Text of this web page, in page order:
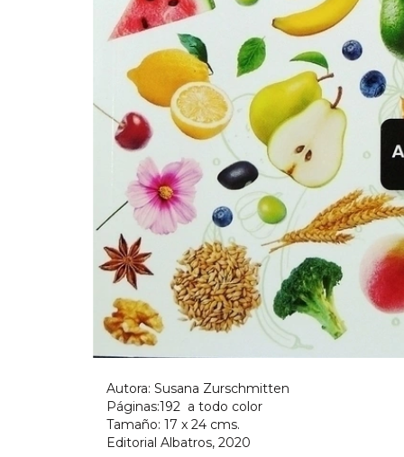
Autora: Susana Zurschmitten
Páginas:192 a todo color
Tamaño: 17 x 24 cms.
Editorial Albatros, 2020